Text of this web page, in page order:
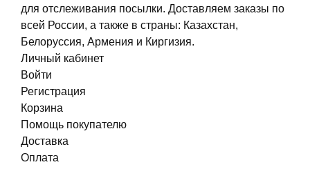
для отслеживания посылки. Доставляем заказы по
всей России, а также в страны: Казахстан,
Белоруссия, Армения и Киргизия.
Личный кабинет
Войти
Регистрация
Корзина
Помощь покупателю
Доставка
Оплата